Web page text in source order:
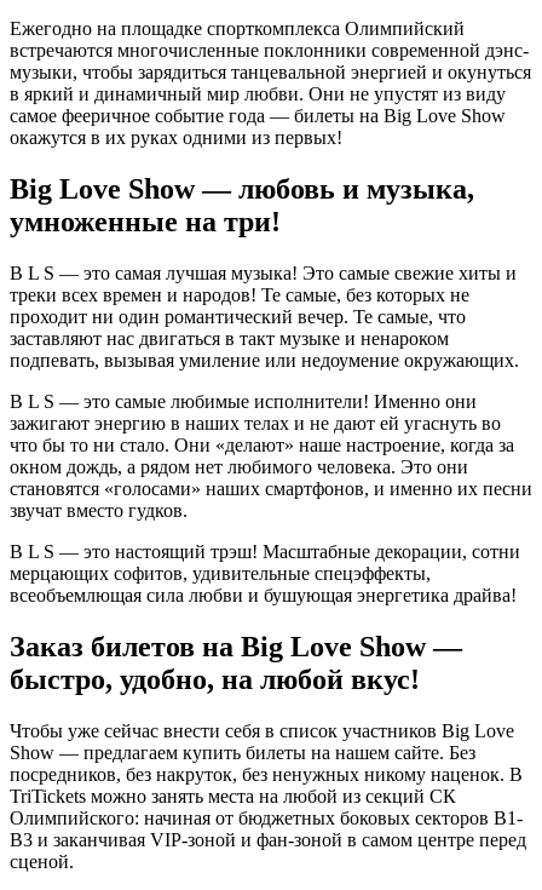
Ежегодно на площадке спорткомплекса Олимпийский
встречаются многочисленные поклонники современной дэнс-
музыки, чтобы зарядиться танцевальной энергией и окунуться
в яркий и динамичный мир любви. Они не упустят из виду
самое фееричное событие года — билеты на Big Love Show
окажутся в их руках одними из первых!
Big Love Show — любовь и музыка,
умноженные на три!
B L S — это самая лучшая музыка! Это самые свежие хиты и
треки всех времен и народов! Те самые, без которых не
проходит ни один романтический вечер. Те самые, что
заставляют нас двигаться в такт музыке и ненароком
подпевать, вызывая умиление или недоумение окружающих.
B L S — это самые любимые исполнители! Именно они
зажигают энергию в наших телах и не дают ей угаснуть во
что бы то ни стало. Они «делают» наше настроение, когда за
окном дождь, а рядом нет любимого человека. Это они
становятся «голосами» наших смартфонов, и именно их песни
звучат вместо гудков.
B L S — это настоящий трэш! Масштабные декорации, сотни
мерцающих софитов, удивительные спецэффекты,
всеобъемлющая сила любви и бушующая энергетика драйва!
Заказ билетов на Big Love Show —
быстро, удобно, на любой вкус!
Чтобы уже сейчас внести себя в список участников Big Love
Show — предлагаем купить билеты на нашем сайте. Без
посредников, без накруток, без ненужных никому наценок. В
TriTickets можно занять места на любой из секций СК
Олимпийского: начиная от бюджетных боковых секторов В1-
В3 и заканчивая VIP-зоной и фан-зоной в самом центре перед
сценой.